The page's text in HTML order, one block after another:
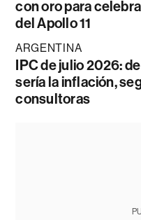
con oro para
del Apollo 11
ARGENTINA
IPC de julio 2026:
sería la inflación,
consultoras